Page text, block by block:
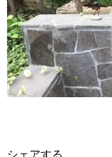
シェアする